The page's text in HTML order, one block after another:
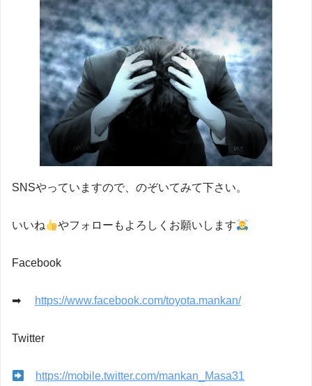
SNSやっていますので、のぞいてみて下さい。
いいね やフォローもよろしくお願いします
Facebook
➡ https://www.facebook.com/toyota.mankan/
Twitter
https://mobile.twitter.com/mankan_Masa31